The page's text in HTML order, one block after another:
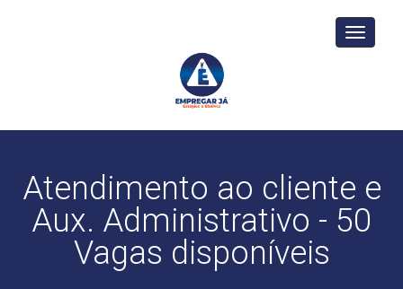
Toggle
Atendimento ao cliente e
Aux. Administrativo - 50
Vagas disponíveis